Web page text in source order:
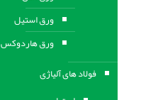
ورق استيل
ورق هاردوکس
فولاد های آلیاژی